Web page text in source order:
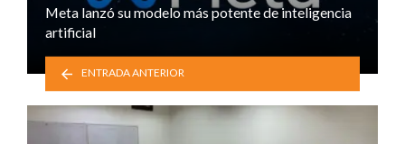
Meta lanzó su modelo más potente de inteligencia
artificial
ENTRADA ANTERIOR